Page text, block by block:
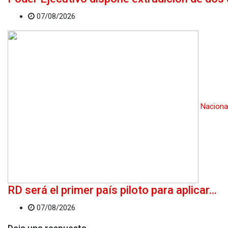
07/08/2026
RD será el primer país piloto para aplicar…
07/08/2026